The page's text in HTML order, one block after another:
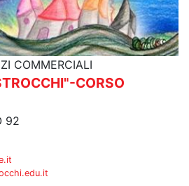
COMMERCIALI
CORSO
92